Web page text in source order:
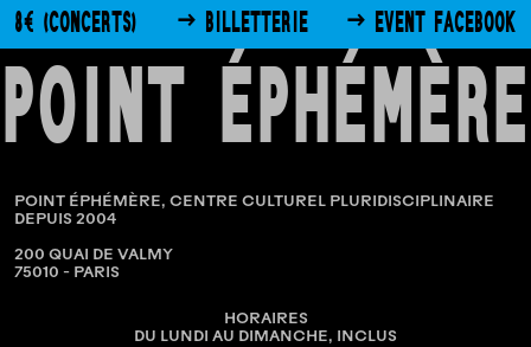
8€ (CONCERTS) → BILLETTERIE → EVENT FACEBOOK
POINT ÉPHÉMÈRE
POINT ÉPHÉMÈRE, CENTRE CULTUREL PLURIDISCIPLINAIRE
DEPUIS 2004
200 QUAI DE VALMY
75010 - PARIS
HORAIRES
DU LUNDI AU DIMANCHE, INCLUS